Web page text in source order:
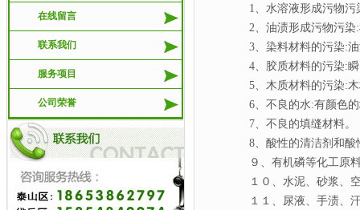
在线留言
联系我们
服务项目
公司荣誉
1、水溶液形成污物污
2、油渍形成污物污染
3、染料材料的污染:油
4、胶质材料的污染:瞬
5、木质材料的污染:
6、不良的水:有颜色
7、不良的填缝材料
8、酸性的清洁剂和酸
９、有机磷等化工原
１０、水泥、砂浆、空
１１、尿液、手渍、汗